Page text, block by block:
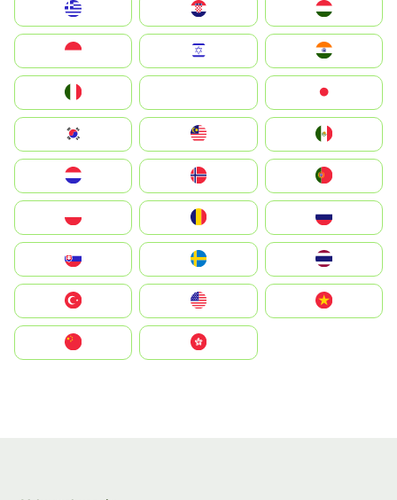
Magyarország
South Korea
United States
中國香港特別行政區